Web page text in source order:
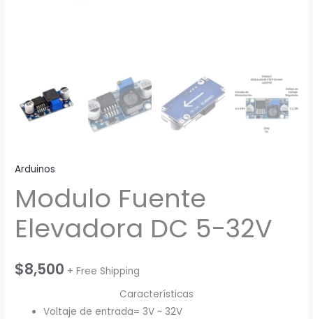
Arduinos
Modulo Fuente
Elevadora DC 5-32V
$8,500 + Free Shipping
Características
Voltaje de entrada= 3V ~ 32V